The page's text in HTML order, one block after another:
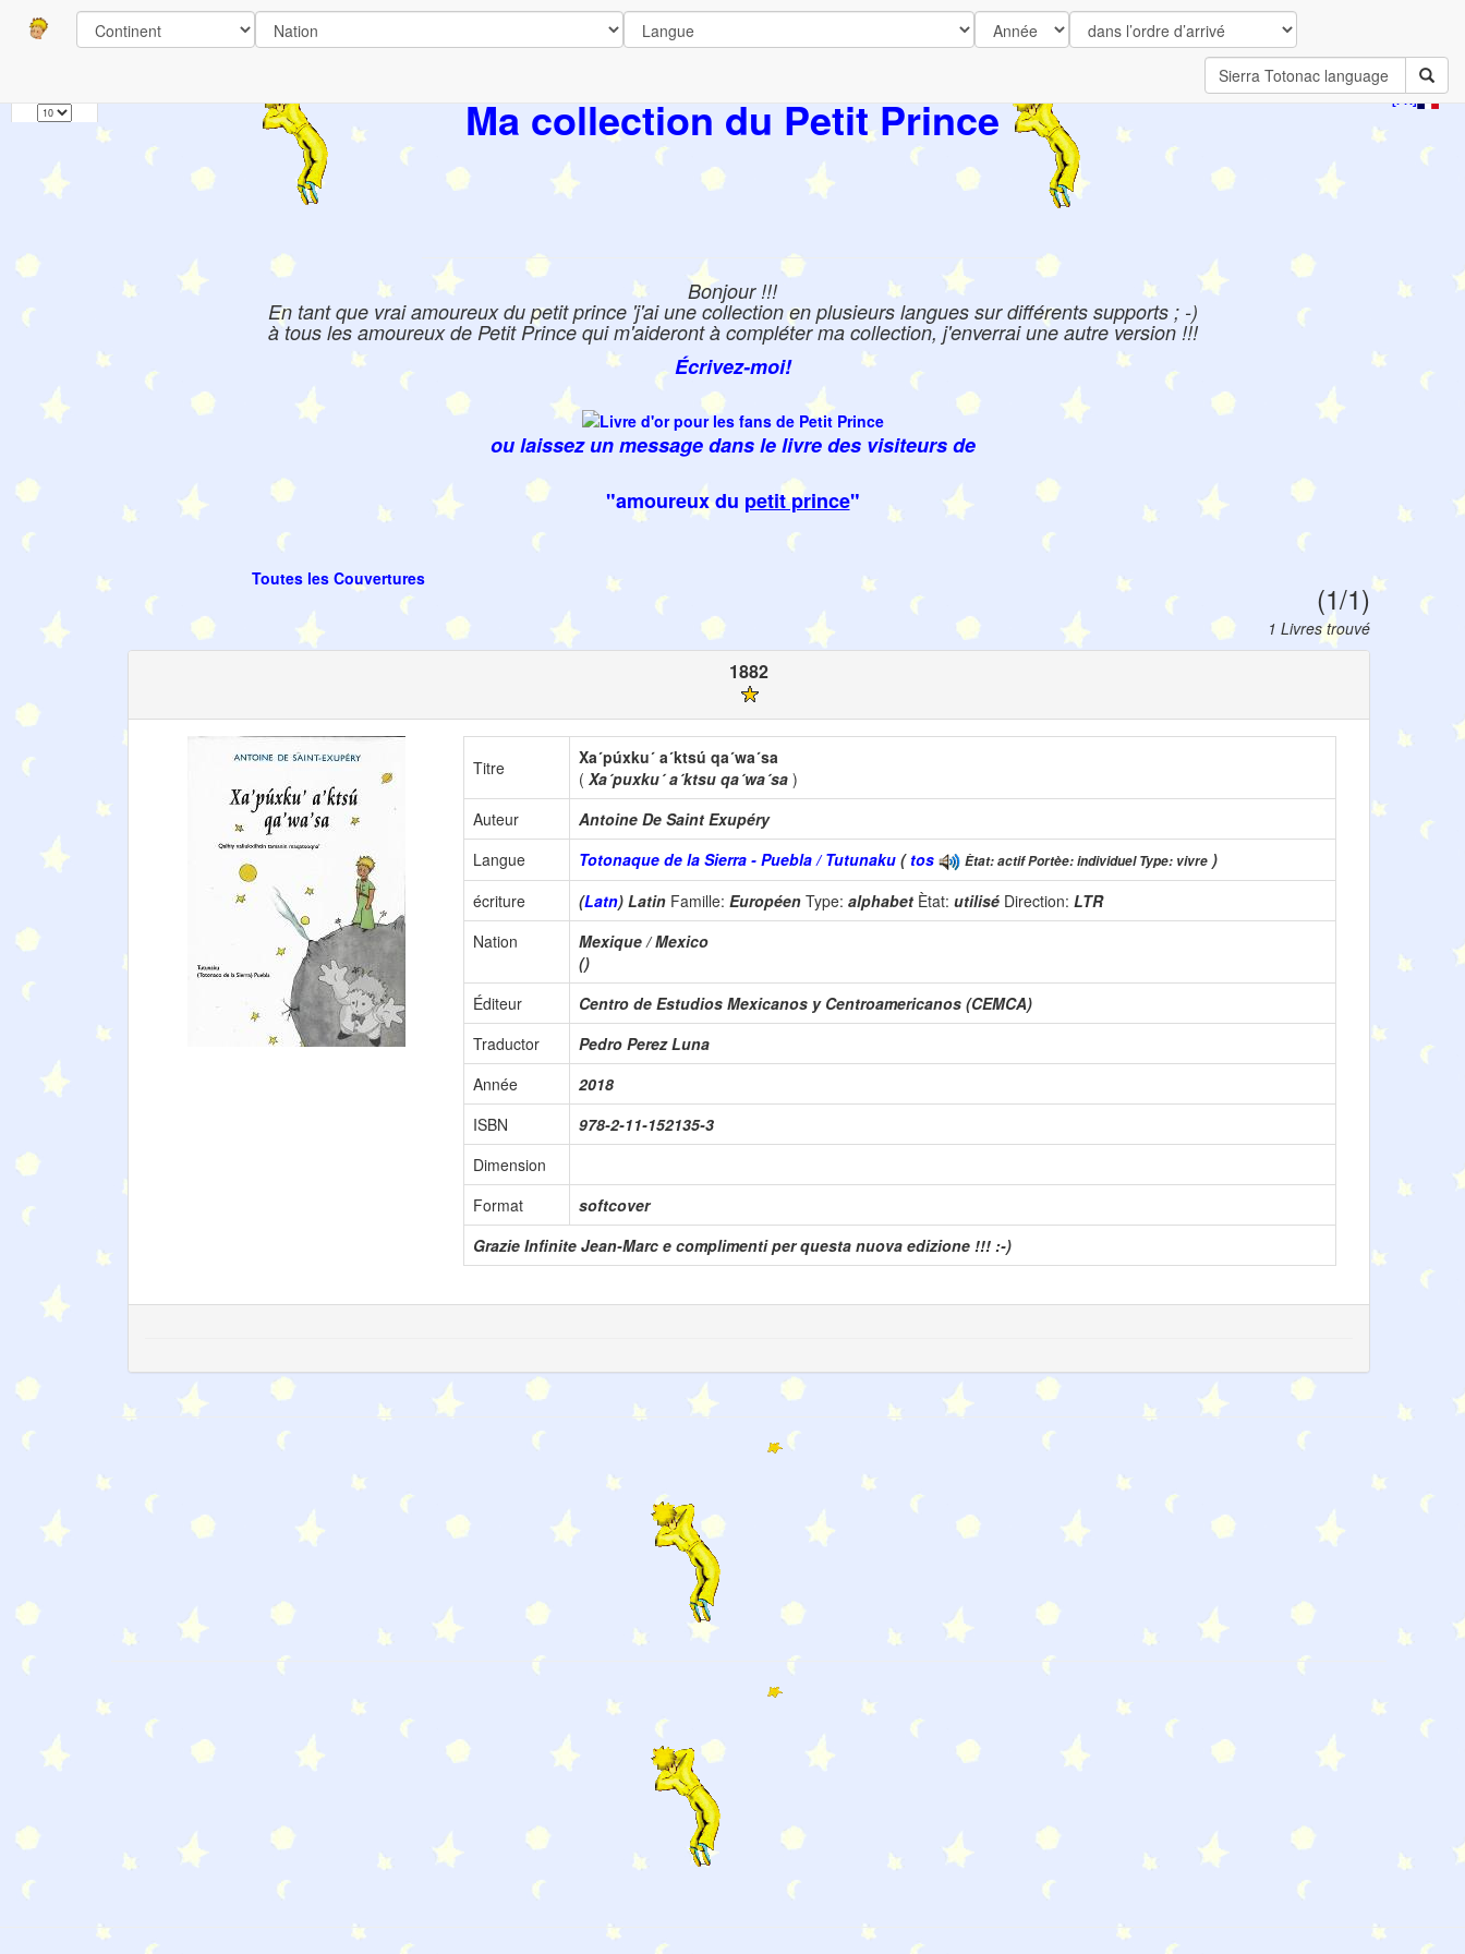
Ma collection du Petit Prince
Bonjour !!!
En tant que vrai amoureux du petit prince 'j'ai une collection en plusieurs langues sur différents supports ; -)
à tous les amoureux de Petit Prince qui m'aideront à compléter ma collection, j'enverrai une autre version !!!
Écrivez-moi!
ou laissez un message dans le livre des visiteurs de
"amoureux du petit prince"
Toutes les Couvertures
(1/1)
1 Livres trouvé
Pages
1882
Titre
Xa´púxku´ a´ktsú qa´wa´sa
( Xa´puxku´ a´ktsu qa´wa´sa )
Auteur
Antoine De Saint Exupéry
Langue
Totonaque de la Sierra - Puebla / Tutunaku ( tos Ètat: actif Portèe: individuel Type: vivre )
écriture
(Latn) Latin Famille: Européen Type: alphabet Ètat: utilisé Direction: LTR
Nation
Mexique / Mexico
()
Éditeur
Centro de Estudios Mexicanos y Centroamericanos (CEMCA)
Traductor
Pedro Perez Luna
Année
2018
ISBN
978-2-11-152135-3
Dimension
Format
softcover
Grazie Infinite Jean-Marc e complimenti per questa nuova edizione !!! :-)